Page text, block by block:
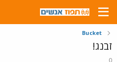
Bucket
זבנג!
0